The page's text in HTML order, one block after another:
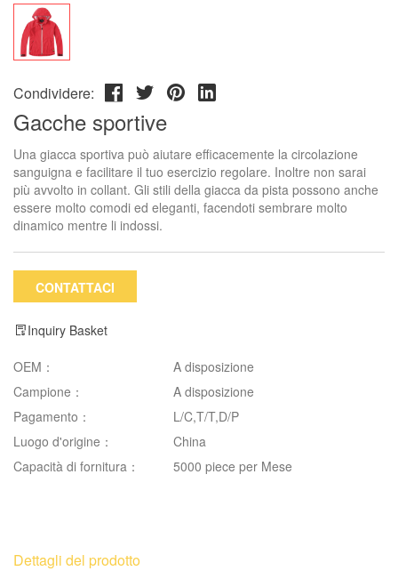
Condividere:
Gacche sportive
Una giacca sportiva può aiutare efficacemente la circolazione
sanguigna e facilitare il tuo esercizio regolare. Inoltre non sarai
più avvolto in collant. Gli stili della giacca da pista possono anche
essere molto comodi ed eleganti, facendoti sembrare molto
dinamico mentre li indossi.
CONTATTACI
Inquiry Basket
OEM：
A disposizione
Campione：
A disposizione
Pagamento：
L/C,T/T,D/P
Luogo d'origine：
China
Capacità di fornitura：
5000 piece per Mese
Dettagli del prodotto